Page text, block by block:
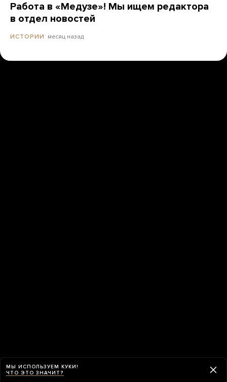
Работа в «Медузе»! Мы ищем редактора
в отдел новостей
ИСТОРИИ месяц назад
МЫ ИСПОЛЬЗУЕМ КУКИ!
ЧТО ЭТО ЗНАЧИТ?